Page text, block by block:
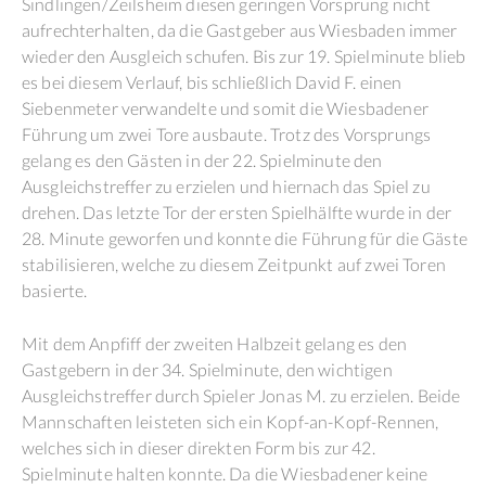
aufrechterhalten, da die Gastgeber aus Wiesbaden immer
wieder den Ausgleich schufen. Bis zur 19. Spielminute blieb
es bei diesem Verlauf, bis schließlich David F. einen
Siebenmeter verwandelte und somit die Wiesbadener
Führung um zwei Tore ausbaute. Trotz des Vorsprungs
gelang es den Gästen in der 22. Spielminute den
Ausgleichstreffer zu erzielen und hiernach das Spiel zu
drehen. Das letzte Tor der ersten Spielhälfte wurde in der
28. Minute geworfen und konnte die Führung für die Gäste
stabilisieren, welche zu diesem Zeitpunkt auf zwei Toren
basierte.
Mit dem Anpfiff der zweiten Halbzeit gelang es den
Gastgebern in der 34. Spielminute, den wichtigen
Ausgleichstreffer durch Spieler Jonas M. zu erzielen. Beide
Mannschaften leisteten sich ein Kopf-an-Kopf-Rennen,
welches sich in dieser direkten Form bis zur 42.
Spielminute halten konnte. Da die Wiesbadener keine